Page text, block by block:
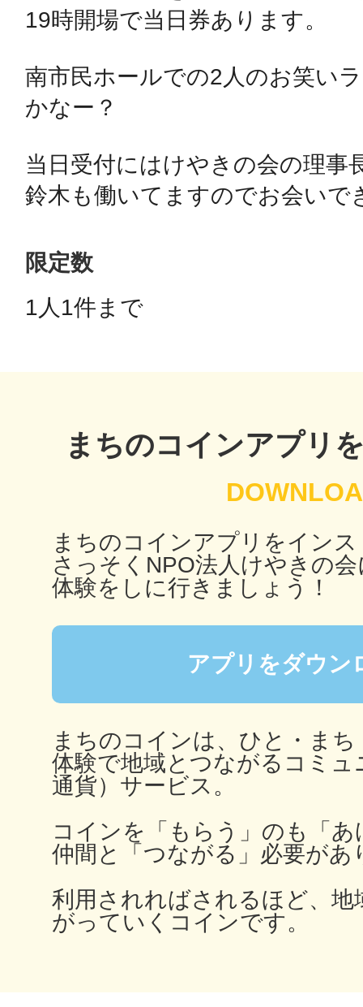
19時開場で当日券あります。
南市民ホールでの2人のお笑い
かなー？
当日受付にはけやきの会の理事
鈴木も働いてますのでお会い
限定数
1人1件まで
まちのコインアプリ
まちのコインアプリをイン
さっそくNPO法人けやきの会
体験をしに行きましょう！
アプリをダウン
まちのコインは、ひと・ま
体験で地域とつながるコミュ
通貨）サービス。
コインを「もらう」のも「
仲間と「つながる」必要があ
利用されればされるほど、地
がっていくコインです。
池袋
生駒
シモキ
多度津
厚木